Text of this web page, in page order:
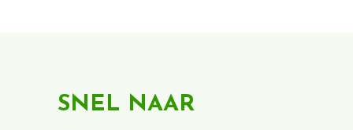
SNEL NAAR